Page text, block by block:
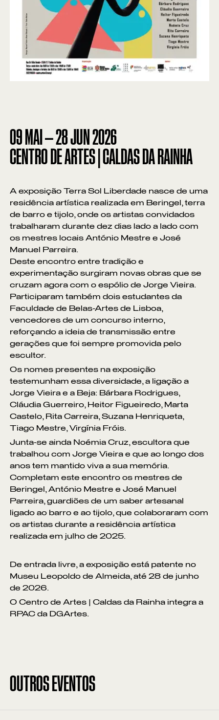
09 MAI —28JUN 2026
CENTRO DE ARTES | CALDAS DA RAINHA
A exposição Terra Sol Liberdade nasce de uma
residência artística realizada em Beringel, terra
de barro e tijolo, onde os artistas convidados
trabalharam durante dez dias lado a lado com
os mestres locais António Mestre e José
Manuel Parreira.
Deste encontro entre tradição e
experimentação surgiram novas obras que se
cruzam agora com o espólio de Jorge Vieira.
Participaram também dois estudantes da
Faculdade de Belas-Artes de Lisboa,
vencedores de um concurso interno,
reforçando a ideia de transmissão entre
gerações que foi sempre promovida pelo
escultor.
Os nomes presentes na exposição
testemunham essa diversidade, a ligação a
Jorge Vieira e a Beja: Bárbara Rodrigues,
Cláudia Guerreiro, Heitor Figueiredo, Marta
Castelo, Rita Carreira, Suzana Henriqueta,
Tiago Mestre, Virgínia Fróis.
Junta-se ainda Noémia Cruz, escultora que
trabalhou com Jorge Vieira e que ao longo dos
anos tem mantido viva a sua memória.
Completam este encontro os mestres de
Beringel, António Mestre e José Manuel
Parreira, guardiões de um saber artesanal
ligado ao barro e ao tijolo, que colaboraram com
os artistas durante a residência artística
realizada em julho de 2025.
De entrada livre, a exposição está patente no
Museu Leopoldo de Almeida, até 28 de junho
de 2026.
O Centro de Artes | Caldas da Rainha integra a
RPAC da DGArtes.
OUTROS EVENTOS